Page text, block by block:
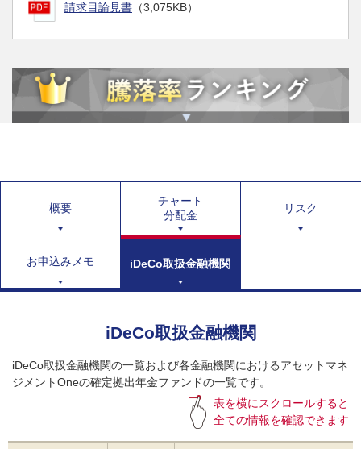
請求目論見書 （3,075KB）
概要
チャート
分配金
リスク
お申込みメモ iDeCo取扱金融機関
iDeCo取扱金融機関
iDeCo取扱金融機関の一覧および各金融機関におけるアセットマネ
ジメントOneの確定拠出年金ファンドの一覧です。
表を横にスクロールすると
全ての情報を確認できます